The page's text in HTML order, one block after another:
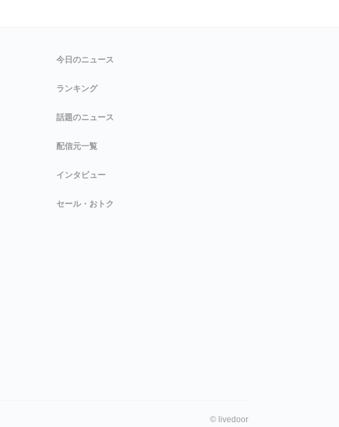
今日のニュース
ランキング
話題のニュース
配信元一覧
インタビュー
セール・おトク
© livedoor